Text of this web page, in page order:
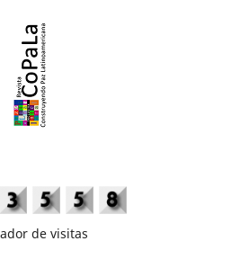
de visitas